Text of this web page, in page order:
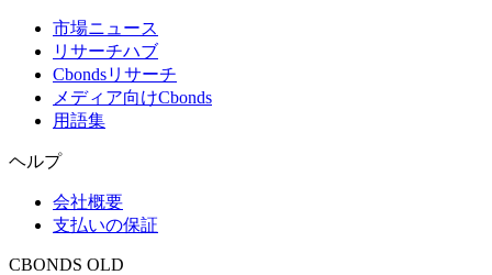
市場ニュース
リサーチハブ
Cbondsリサーチ
メディア向けCbonds
用語集
ヘルプ
会社概要
支払いの保証
CBONDS OLD